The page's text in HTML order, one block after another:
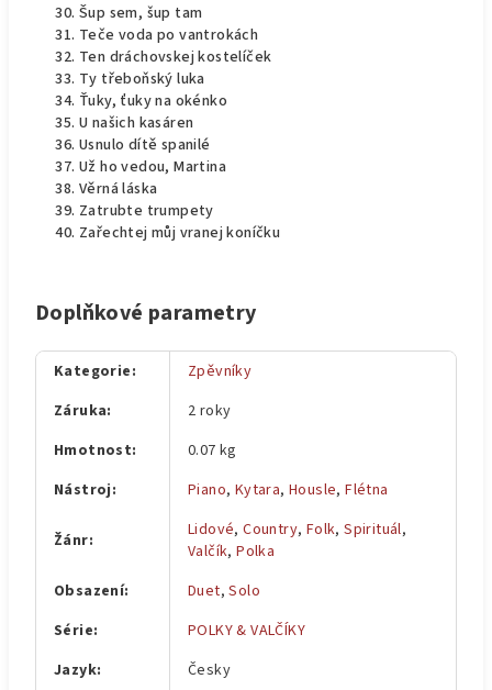
Šup sem, šup tam
Teče voda po vantrokách
Ten dráchovskej kostelíček
Ty třeboňský luka
Ťuky, ťuky na okénko
U našich kasáren
Usnulo dítě spanilé
Už ho vedou, Martina
Věrná láska
Zatrubte trumpety
Zařechtej můj vranej koníčku
Doplňkové parametry
Kategorie:
Zpěvníky
Záruka:
2 roky
Hmotnost:
0.07 kg
Nástroj: Piano, Kytara,Housle,Flétna
Žánr: Lidové,Country, Folk,Spirituál,
Valčík,Polka
Obsazení: Duet,Solo
Série:
POLKY & VALČÍKY
Jazyk: Česky